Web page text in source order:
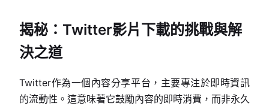
揭秘：Twitter影片下載的挑戰與解
決之道
Twitter作為一個內容分享平台，主要專注於即時資訊
的流動性。這意味著它鼓勵內容的即時消費，而非永久